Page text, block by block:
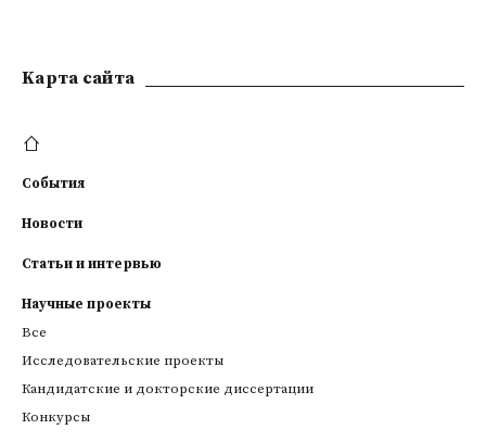
Kарта сайта
События
Новости
Статьи и интервью
Научные проекты
Все
Исследовательские проекты
Кандидатские и докторские диссертации
Конкурсы